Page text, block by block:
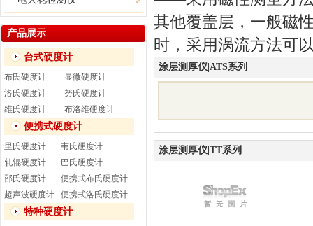
其他覆盖层，一般磁
时，采用涡流方法可
涂层测厚仪|ATS系列
涂层测厚仪|TT系列
产品展示
台式硬度计
布氏硬度计
显微硬度计
洛氏硬度计
努氏硬度计
维氏硬度计
布洛维硬度计
便携式硬度计
里氏硬度计
韦氏硬度计
轧辊硬度计
巴氏硬度计
邵氏硬度计
便携式布氏硬度计
超声波硬度计
便携式洛氏硬度计
特种硬度计